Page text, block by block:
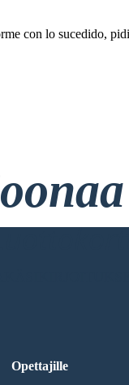
con lo sucedido,
Opettajille